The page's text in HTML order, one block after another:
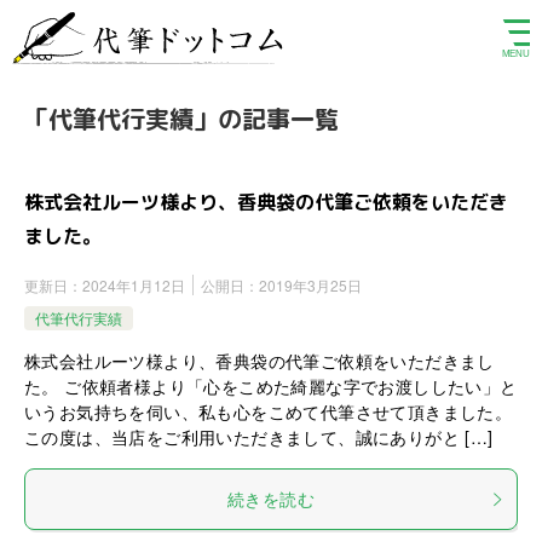
「代筆代行実績」の記事一覧
株式会社ルーツ様より、香典袋の代筆ご依頼をいただき
ました。
更新日： 2024年1月12日 公開日： 2019年3月25日
代筆代行実績
株式会社ルーツ様より、香典袋の代筆ご依頼をいただきまし
た。 ご依頼者様より「心をこめた綺麗な字でお渡ししたい」と
いうお気持ちを伺い、私も心をこめて代筆させて頂きました。
この度は、当店をご利用いただきまして、誠にありがと […]
続きを読む